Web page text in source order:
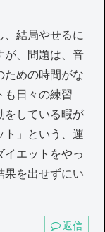
結局やせるに
が、問題は、音
ための時間がな
も日々の練習
をしている暇が
ト」という、運
イエットをやっ
果を出せずにい
返信